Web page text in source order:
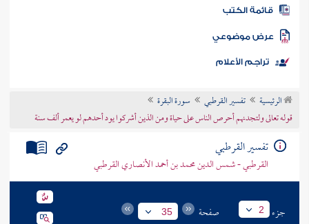
المكتبة
الكتب
موضوعي
تراجم الأعلام
الرئيسية تفسير القرطبي
سورة البقرة
قوله تعالى ولتجدنهم أحرص الناس على حياة ومن الذين أشركوا يود أحدهم لو يعمر ألف سنة
تفسير القرطبي
القرطبي - شمس الدين محمد بن أحمد الأنصاري القرطبي
جزء 2 صفحة 35